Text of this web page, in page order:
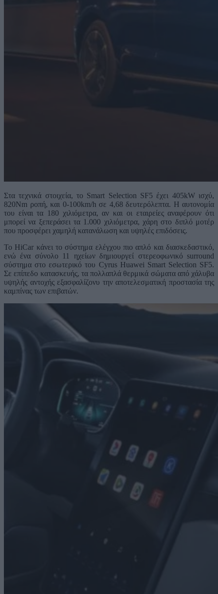
Στα τεχνικά στοιχεία, το Smart Selection SF5 έχει 405kW ισχύ,
820Nm ροπή, και 0-100km/h σε 4,68 δευτερόλεπτα. Η αυτονομία
του είναι τα 180 χιλιόμετρα, αν και οι εταιρείες αναφέρουν ότι
μπορεί να ξεπεράσει τα 1.000 χιλιόμετρα, χάρη στο διπλό μοτέρ
που προσφέρει χαμηλή κατανάλωση και υψηλές επιδόσεις.
Το HiCar κάνει το σύστημα ελέγχου πιο απλό και διασκεδαστικό,
ενώ ένα σύνολο 11 ηχείων δημιουργεί στερεοφωνικό surround
σύστημα στο εσωτερικό του Cyrus Huawei Smart Selection SF5.
Σε επίπεδο κατασκευής, τα πολλαπλά θερμικά σώματα από χάλυβα
υψηλής αντοχής εξασφαλίζονυ την αποτελεσματική προστασία της
καμπίνας των επιβατών.